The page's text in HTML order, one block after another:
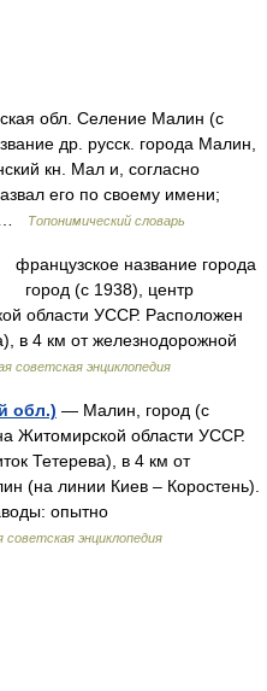
обл. Селение Малин (с
др. русск. города Малин,
кн. Мал и, согласно
его по своему имени;
…
Топонимический словарь
название города
(с 1938), центр
области УССР. Расположен
в 4 км от железнодорожной
советская энциклопедия
обл.) — Малин, город (с
Житомирской области УССР.
Тетерева), в 4 км от
(на линии Киев ‒ Коростень).
опытно
советская энциклопедия